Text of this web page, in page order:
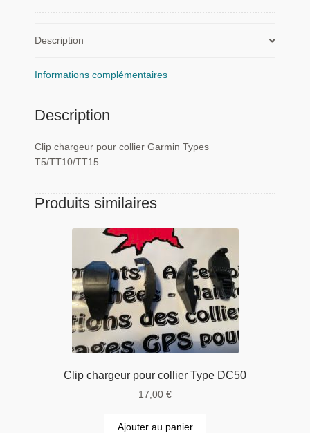
T5/TT10/TT15
Description
Informations complémentaires
Description
Clip chargeur pour collier Garmin Types
T5/TT10/TT15
Produits similaires
Clip chargeur pour collier Type DC50
17,00 €
Ajouter au panier